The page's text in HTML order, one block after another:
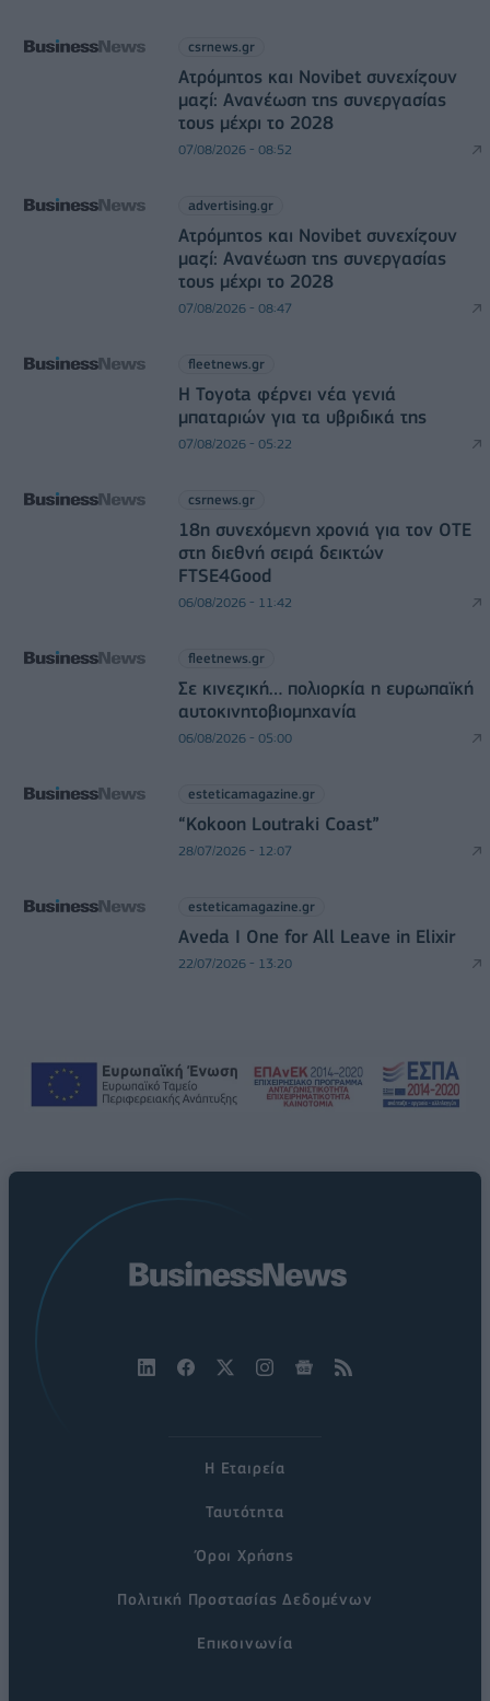
csrnews.gr
Ατρόμητος και Novibet συνεχίζουν
μαζί: Ανανέωση της συνεργασίας
τους μέχρι το 2028
07/08/2026 - 08:52
advertising.gr
Ατρόμητος και Novibet συνεχίζουν
μαζί: Ανανέωση της συνεργασίας
τους μέχρι το 2028
07/08/2026 - 08:47
fleetnews.gr
Η Toyota φέρνει νέα γενιά
μπαταριών για τα υβριδικά της
07/08/2026 - 05:22
csrnews.gr
18η συνεχόμενη χρονιά για τον ΟΤΕ
στη διεθνή σειρά δεικτών
FTSE4Good
06/08/2026 - 11:42
fleetnews.gr
Σε κινεζική… πολιορκία η ευρωπαϊκή
αυτοκινητοβιομηχανία
06/08/2026 - 05:00
esteticamagazine.gr
“Kokoon Loutraki Coast”
28/07/2026 - 12:07
esteticamagazine.gr
Aveda I One for All Leave in Elixir
22/07/2026 - 13:20
Η Εταιρεία
Ταυτότητα
Όροι Χρήσης
Πολιτική Προστασίας Δεδομένων
Επικοινωνία